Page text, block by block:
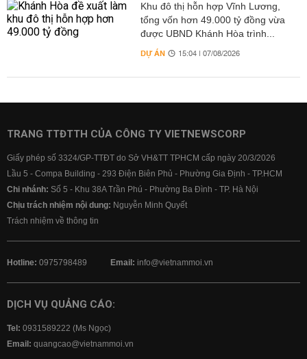
Khu đô thị hỗn hợp Vĩnh Lương,
tổng vốn hơn 49.000 tỷ đồng vừa
được UBND Khánh Hòa trình...
DỰ ÁN 15:04 | 07/08/2026
TRANG TTĐTTH CỦA CÔNG TY VIETNEWSCORP
Giấy phép số 3324/GP-TTĐT do Sở VH&TT TPHCM cấp ngày 20/3/2026
Lầu 5 - Compa Building - 293 Điện Biên Phủ - Phường Gia Định - TP.HCM
Chi nhánh: Số 5 - Khu 38A Trần Phú - Phường Ba Đình - TP. Hà Nội
Chịu trách nhiệm nội dung: Nguyễn Minh Quyết
Trách nhiệm về thông tin
Hotline: 0975798489 Email: info@vietnammoi.vn
DỊCH VỤ QUẢNG CÁO:
Tel: 0931589222 (Ms Ngọc)
Email: quangcao@vietnammoi.vn